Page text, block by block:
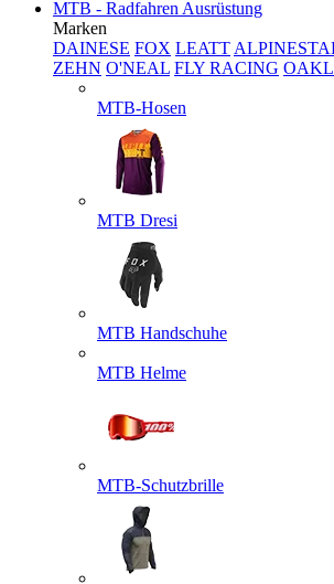
MTB - Radfahren Ausrüstung
Marken
DAINESE FOX LEATT
ZEHN O'NEAL FLY RACING
MTB-Hosen
MTB Dresi
MTB Handschuhe
MTB Helme
MTB-Schutzbrille